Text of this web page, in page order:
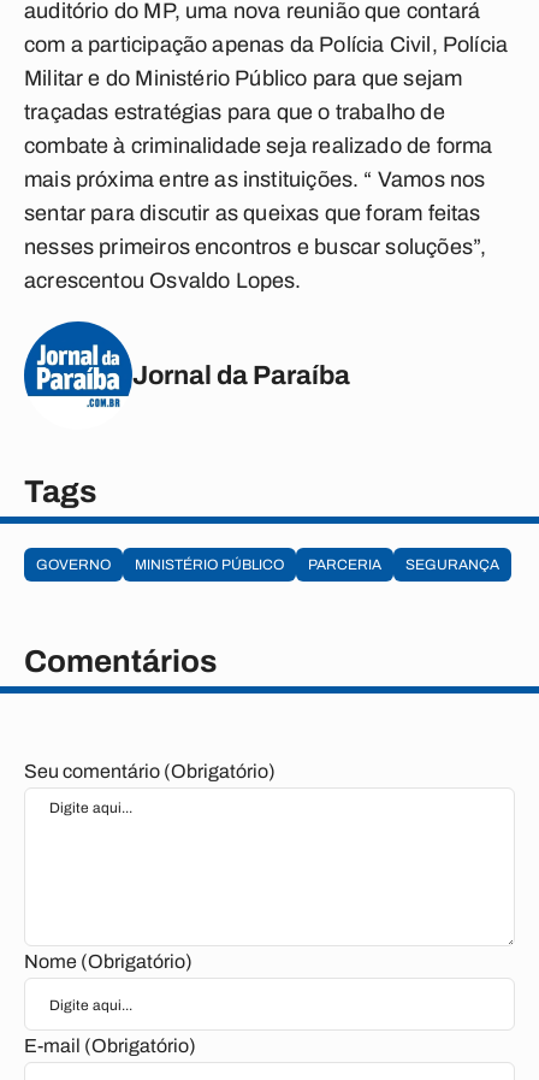
auditório do MP, uma nova reunião que contará
com a participação apenas da Polícia Civil, Polícia
Militar e do Ministério Público para que sejam
traçadas estratégias para que o trabalho de
combate à criminalidade seja realizado de forma
mais próxima entre as instituições. “ Vamos nos
sentar para discutir as queixas que foram feitas
nesses primeiros encontros e buscar soluções”,
acrescentou Osvaldo Lopes.
Jornal da Paraíba
Tags
GOVERNO MINISTÉRIO PÚBLICO PARCERIA SEGURANÇA
Comentários
Seu comentário (Obrigatório)
Nome (Obrigatório)
E-mail (Obrigatório)